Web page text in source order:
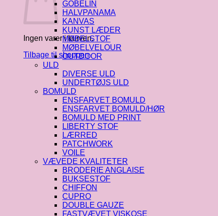
Ingen varer i kurven.
Tilbage til shoppen
GOBELIN
HALVPANAMA
KANVAS
KUNST LÆDER
MØBELSTOF
MØBELVELOUR
OUTDOOR
ULD
DIVERSE ULD
UNDERTØJS ULD
BOMULD
ENSFARVET BOMULD
ENSFARVET BOMULD/HØR
BOMULD MED PRINT
LIBERTY STOF
LÆRRED
PATCHWORK
VOILE
VÆVEDE KVALITETER
BRODERIE ANGLAISE
BUKSESTOF
CHIFFON
CUPRO
DOUBLE GAUZE
FASTVÆVET VISKOSE